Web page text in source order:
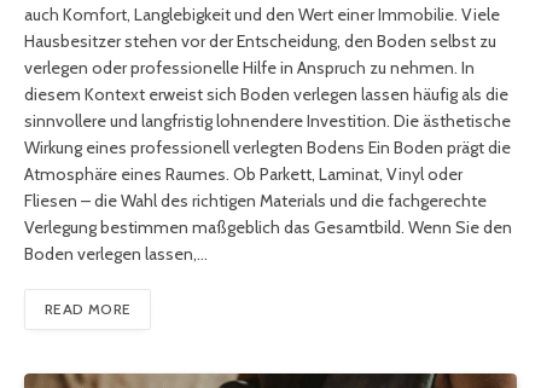
auch Komfort, Langlebigkeit und den Wert einer Immobilie. Viele
Hausbesitzer stehen vor der Entscheidung, den Boden selbst zu
verlegen oder professionelle Hilfe in Anspruch zu nehmen. In
diesem Kontext erweist sich Boden verlegen lassen häufig als die
sinnvollere und langfristig lohnendere Investition. Die ästhetische
Wirkung eines professionell verlegten Bodens Ein Boden prägt die
Atmosphäre eines Raumes. Ob Parkett, Laminat, Vinyl oder
Fliesen – die Wahl des richtigen Materials und die fachgerechte
Verlegung bestimmen maßgeblich das Gesamtbild. Wenn Sie den
Boden verlegen lassen,…
READ MORE